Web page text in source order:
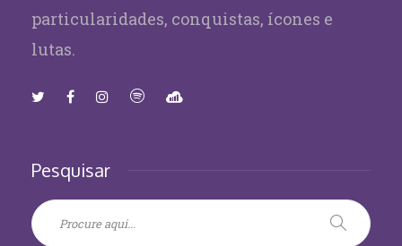
particularidades, conquistas, ícones e
lutas.
Pesquisar